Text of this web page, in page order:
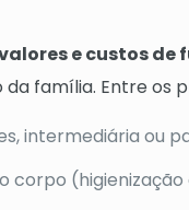
e custos de
família. Entre os
intermediária ou
corpo